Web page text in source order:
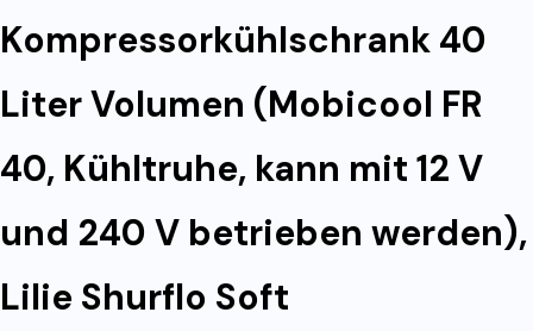
Kompressorkühlschrank 40
Liter Volumen (Mobicool FR
40, Kühltruhe, kann mit 12 V
und 240 V betrieben werden),
Lilie Shurflo Soft